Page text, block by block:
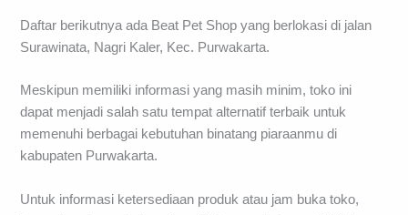
Daftar berikutnya ada Beat Pet Shop yang berlokasi di jalan
Surawinata, Nagri Kaler, Kec. Purwakarta.
Meskipun memiliki informasi yang masih minim, toko ini
dapat menjadi salah satu tempat alternatif terbaik untuk
memenuhi berbagai kebutuhan binatang piaraanmu di
kabupaten Purwakarta.
Untuk informasi ketersediaan produk atau jam buka toko,